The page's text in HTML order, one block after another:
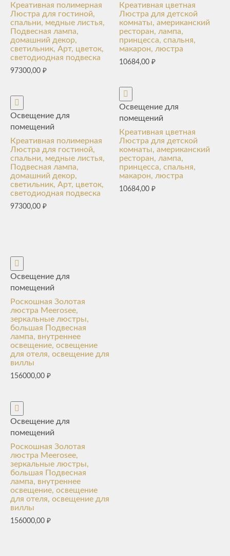
Креативная полимерная
Люстра для гостиной,
спальни, медные листья,
Подвесная лампа,
домашний декор,
светильник, Арт, цветок,
светодиодная подвеска
97300,00 ₽
Освещение для
помещений
Креативная полимерная
Люстра для гостиной,
спальни, медные листья,
Подвесная лампа,
домашний декор,
светильник, Арт, цветок,
светодиодная подвеска
97300,00 ₽
Креативная цветная
Люстра для детской
комнаты, американский
ресторан, лампа,
принцесса, спальня,
макарон, люстра
10684,00₽
Освещение для
помещений
Креативная цветная
Люстра для детской
комнаты, американский
ресторан, лампа,
принцесса, спальня,
макарон, люстра
10684,00₽
Освещение для
помещений
Роскошная Золотая
люстра Meerosee,
зеркальные люстры,
большая Подвесная
лампа, внутреннее
освещение, освещение
для отеля, освещение для
виллы
156000,00 ₽
Освещение для
помещений
Роскошная Золотая
люстра Meerosee,
зеркальные люстры,
большая Подвесная
лампа, внутреннее
освещение, освещение
для отеля, освещение для
виллы
156000,00 ₽